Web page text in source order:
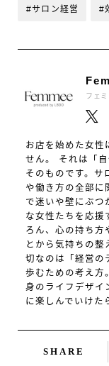
#サロン経営 #
フェミ
お店を始めた女性
せん。 それは「
そのものです。サ
や働き方の全部に
で迷いや壁にぶつ
な女性たちを応援
ろん、心の持ち方
とから気持ちの整
切なのは「経営の
歩むための考え方
身のライフデザイ
に楽しんでいけた
SHARE